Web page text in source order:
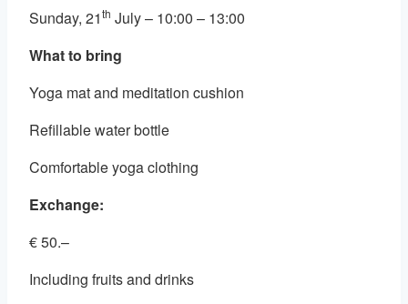
Sunday, 21th July – 10:00 – 13:00
What to bring
Yoga mat and meditation cushion
Refillable water bottle
Comfortable yoga clothing
Exchange:
€50.–
Including fruits and drinks